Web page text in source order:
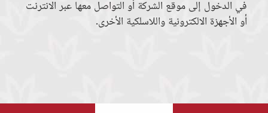
في الدخول إلى موقع الشركة أو التواصل معها عبر الانترنت
أو الأجهزة الالكترونية واللاسلكية الأخرى.